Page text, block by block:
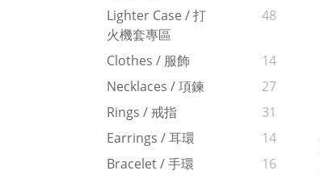
Lighter Case / 打
火機套專區
48
Clothes / 服飾
14
Necklaces / 項鍊
27
Rings / 戒指
31
Earrings / 耳環
14
Bracelet / 手環
16